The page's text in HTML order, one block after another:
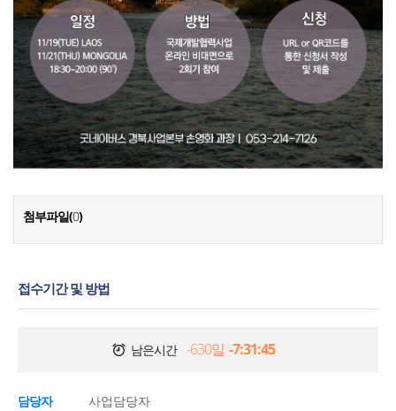
첨부파일(0)
접수기간 및 방법
남은시간 -630일 -7:31:46
담당자
사업담당자